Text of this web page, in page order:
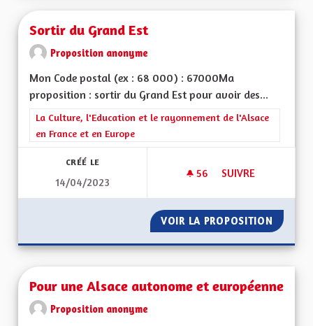
Sortir du Grand Est
Proposition anonyme
Mon Code postal (ex : 68 000) : 67000Ma
proposition : sortir du Grand Est pour avoir des...
Filtrer les résultats de la catégorie : La Culture, l'Education et
La Culture, l'Education et le rayonnement de l'Alsace
en France et en Europe
CRÉÉ LE
14/04/2023
56 56 ABONNÉS
SUIVRE
VOIR LA PROPOSITION
Pour une Alsace autonome et européenne
Proposition anonyme